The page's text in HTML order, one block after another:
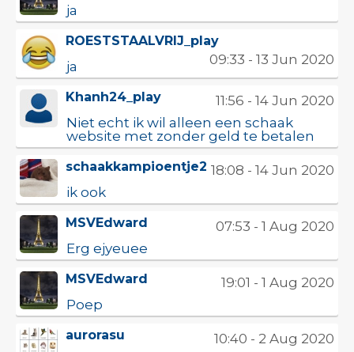
ja
ROESTSTAALVRIJ_play
09:33 - 13 Jun 2020
ja
Khanh24_play
11:56 - 14 Jun 2020
Niet echt ik wil alleen een schaak
website met zonder geld te betalen
schaakkampioentje2 18:08 - 14 Jun 2020
ik ook
MSVEdward
07:53 - 1 Aug 2020
Erg ejyeuee
MSVEdward
19:01 - 1 Aug 2020
Poep
aurorasu
10:40 - 2 Aug 2020